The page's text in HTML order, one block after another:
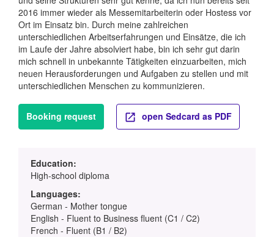
2016 immer wieder als Messemitarbeiterin oder Hostess vor
Ort im Einsatz bin. Durch meine zahlreichen
unterschiedlichen Arbeitserfahrungen und Einsätze, die ich
im Laufe der Jahre absolviert habe, bin ich sehr gut darin
mich schnell in unbekannte Tätigkeiten einzuarbeiten, mich
neuen Herausforderungen und Aufgaben zu stellen und mit
unterschiedlichen Menschen zu kommunizieren.
Booking request open Sedcard as PDF
Education:
High-school diploma
Languages:
German - Mother tongue
English - Fluent to Business fluent (C1 / C2)
French - Fluent (B1 / B2)